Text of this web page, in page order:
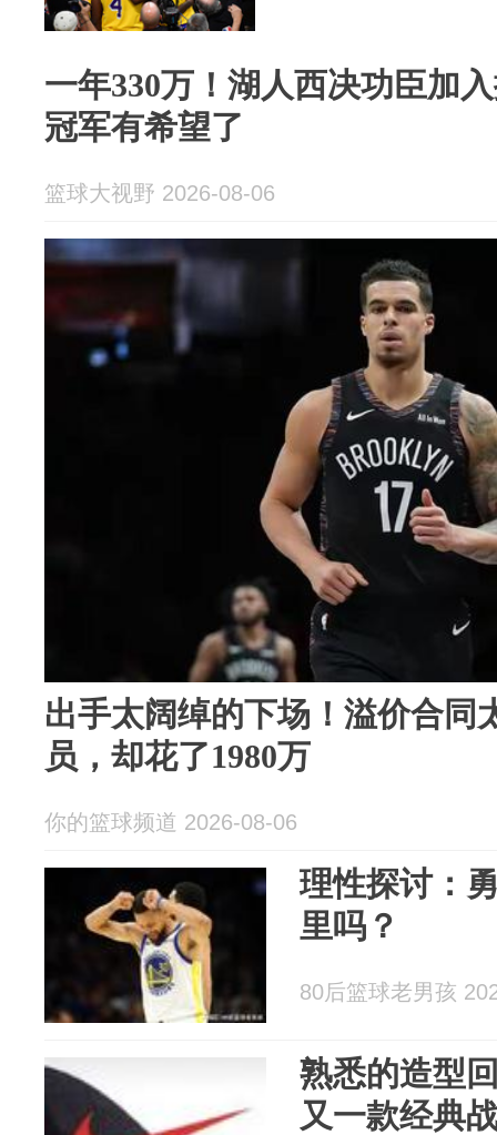
一年330万！湖人西决功臣加
冠军有希望了
篮球大视野 2026-08-06
出手太阔绰的下场！溢价合同
员，却花了1980万
你的篮球频道 2026-08-06
理性探讨：
里吗？
80后篮球老男孩
熟悉的造型
又一款经典